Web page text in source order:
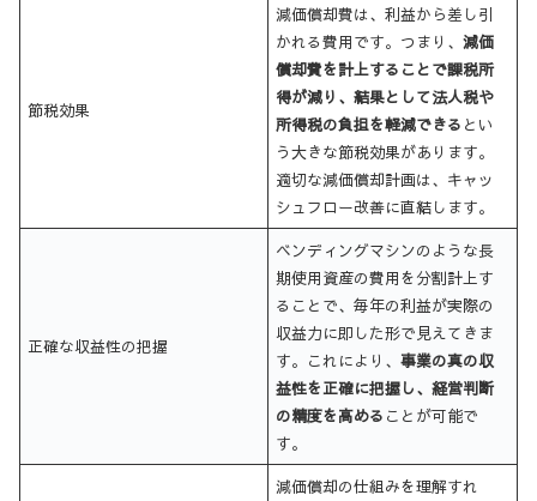
節税効果
減価償却費は、利益から差し引
かれる費用です。つまり、減価
償却費を計上することで課税所
得が減り、結果として法人税や
所得税の負担を軽減できる とい
う大きな節税効果があります。
適切な減価償却計画は、キャッ
シュフロー改善に直結します。
正確な収益性の把握
ベンディングマシンのような長
期使用資産の費用を分割計上す
ることで、毎年の利益が実際の
収益力に即した形で見えてきま
す。これにより、事業の真の収
益性を正確に把握し、経営判断
の精度を高める ことが可能で
す。
減価償却の仕組みを理解すれ